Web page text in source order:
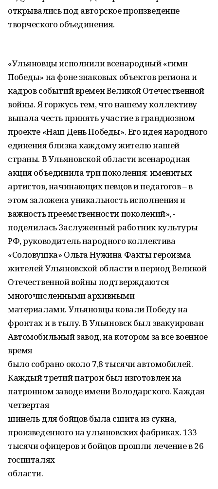
открывались под авторское произведение
творческого объединения.
«Ульяновцы исполнили всенародный «гимн
Победы» на фоне знаковых объектов региона и
кадров событий времен Великой Отечественной
войны. Я горжусь тем, что нашему коллективу
выпала честь принять участие в грандиозном
проекте «Наш День Победы». Его идея народного
единения близка каждому жителю нашей
страны. В Ульяновской области всенародная
акция объединила три поколения: именитых
артистов, начинающих певцов и педагогов – в
этом заложена уникальность исполнения и
важность преемственности поколений», -
поделилась Заслуженный работник культуры
РФ, руководитель народного коллектива
«Соловушка» Ольга Нужина Факты героизма
жителей Ульяновской области в период Великой
Отечественной войны подтверждаются
многочисленными архивными
материалами. Ульяновцы ковали Победу на
фронтах и в тылу. В Ульяновск был эвакуирован
Автомобильный завод, на котором за все военное
время
было собрано около 7,8 тысячи автомобилей.
Каждый третий патрон был изготовлен на
патронном заводе имени Володарского. Каждая
четвертая
шинель для бойцов была сшита из сукна,
произведенного на ульяновских фабриках. 133
тысячи офицеров и бойцов прошли лечение в 26
госпиталях
области.